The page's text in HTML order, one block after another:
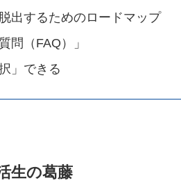
出するためのロードマップ
問（FAQ）」
」できる
生の葛藤